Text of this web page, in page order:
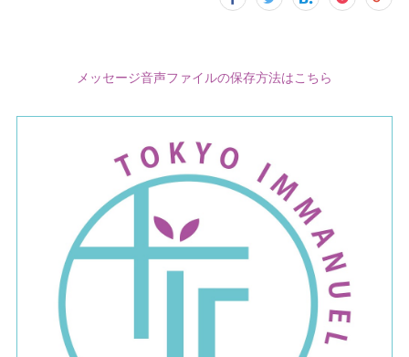
メッセージ音声ファイルの保存方法はこちら